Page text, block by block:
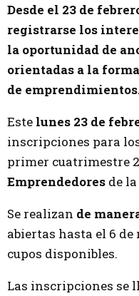
Desde el 23 de
registrarse los
la oportunidad de
orientadas a la
de
Este lunes 23 de
inscripciones para
primer cuatrimestre
Emprendedores de
Se realizan de
abiertas hasta el 6
cupos disponibles.
Las inscripciones se